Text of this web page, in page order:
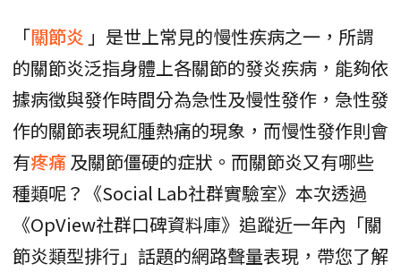
「關節炎 」是世上常見的慢性疾病之一，所謂
的關節炎泛指身體上各關節的發炎疾病，能夠依
據病徵與發作時間分為急性及慢性發作，急性發
作的關節表現紅腫熱痛的現象，而慢性發作則會
有疼痛及關節僵硬的症狀。而關節炎又有哪些
種類呢？《Social Lab社群實驗室》本次透過
《OpView社群口碑資料庫》追蹤近一年內「關
節炎類型排行」話題的網路聲量表現，帶您了解